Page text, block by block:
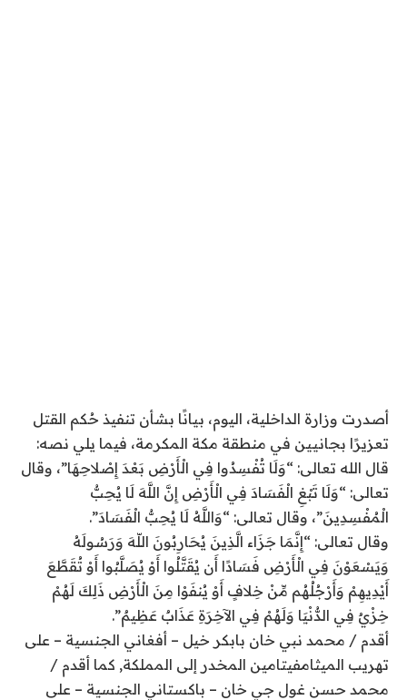
أصدرت وزارة الداخلية، اليوم، بيانًا بشأن تنفيذ حُكم القتل
تعزيرًا بجانيين في منطقة مكة المكرمة، فيما يلي نصه:
قال الله تعالى: “وَلَا تُفْسِدُوا فِي الْأَرْضِ بَعْدَ إِصْلاحِهَا”، وقال
تعالى: “وَلَا تَبْغِ الْفَسَادَ فِي الْأَرْضِ إِنَّ اللَّهَ لَا يُحِبُّ
الْمُفْسِدِينَ”، وقال تعالى: “وَاللَّهُ لَا يُحِبُّ الْفَسَادَ”.
وقال تعالى: “إِنَّمَا جَزَاء الَّذِينَ يُحَارِبُونَ اللّهَ وَرَسُولَهُ
وَيَسْعَوْنَ فِي الْأَرْضِ فَسَادًا أَن يُقَتَّلُوا أَوْ يُصَلَّبُوا أَوْ تُقَطَّعَ
أَيْدِيهِمْ وَأَرْجُلُهُم مِّنْ خِلافٍ أَوْ يُنفَوْا مِنَ الْأَرْضِ ذَلِكَ لَهُمْ
خِزْيٌ فِي الدُّنْيَا وَلَهُمْ فِي الآخِرَةِ عَذَابٌ عَظِيمٌ”.
أقدم / محمد نبي خان بابكر خيل – أفغاني الجنسية – على
تهريب الميثامفيتامين المخدر إلى المملكة, كما أقدم /
محمد حسن غول جي خان – باكستاني الجنسية – على